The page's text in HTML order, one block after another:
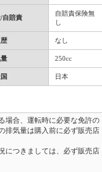
自賠責
自賠責保険無
し
なし
250cc
日本
場合、運転時に必要な免許の
排気量は購入前に必ず販売店
につきましては、必ず販売店